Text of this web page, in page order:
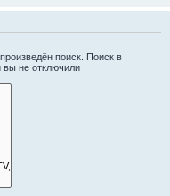
поиск. Поиск в
вы не отключили